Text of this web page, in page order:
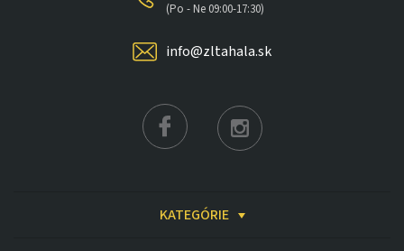
(Po - Ne 09:00-17:30)
info@zltahala.sk
KATEGÓRIE